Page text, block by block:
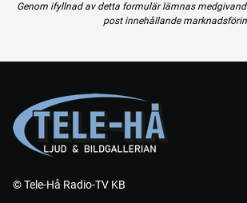
Genom ifyllnad av detta formulär lämnas
post innehållande
© Tele-Hå Radio-TV KB